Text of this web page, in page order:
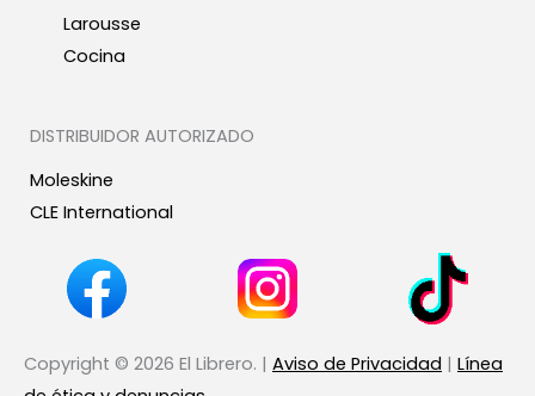
Larousse
Cocina
DISTRIBUIDOR AUTORIZADO
Moleskine
CLE International
Copyright © 2026 El Librero. | Aviso de Privacidad | Línea